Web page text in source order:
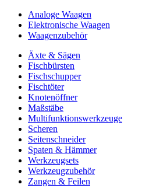
Analoge Waagen
Elektronische Waagen
Waagenzubehör
Äxte & Sägen
Fischbürsten
Fischschupper
Fischtöter
Knotenöffner
Maßstäbe
Multifunktionswerkzeuge
Scheren
Seitenschneider
Spaten & Hämmer
Werkzeugsets
Werkzeugzubehör
Zangen & Feilen